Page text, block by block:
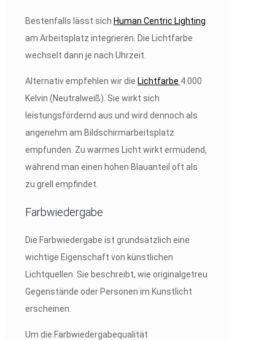
Bestenfalls lässt sich Human Centric Lighting
am Arbeitsplatz integrieren. Die Lichtfarbe
wechselt dann je nach Uhrzeit.
Alternativ empfehlen wir die Lichtfarbe 4.000
Kelvin (Neutralweiß). Sie wirkt sich
leistungsfördernd aus und wird dennoch als
angenehm am Bildschirmarbeitsplatz
empfunden. Zu warmes Licht wirkt ermüdend,
während man einen hohen Blauanteil oft als
zu grell empfindet.
Farbwiedergabe
Die Farbwiedergabe ist grundsätzlich eine
wichtige Eigenschaft von künstlichen
Lichtquellen. Sie beschreibt, wie originalgetreu
Gegenstände oder Personen im Kunstlicht
erscheinen.
Um die Farbwiedergabequalität